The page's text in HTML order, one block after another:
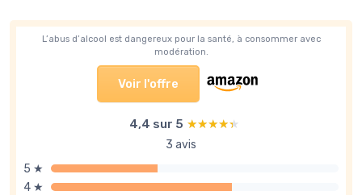
L’abus d’alcool est dangereux pour la santé, à consommer avec
modération.
Voir l'offre
4,4 sur 5 ★★★★★
★★★★★
3 avis
5 ★
4 ★